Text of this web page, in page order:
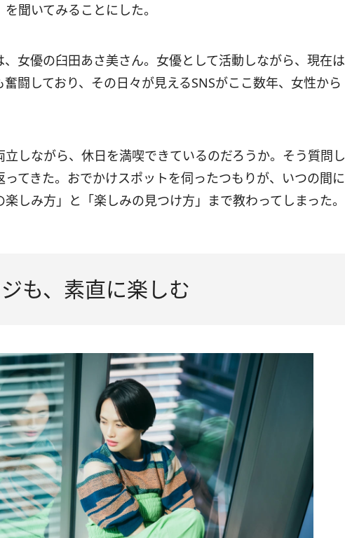
聞いてみることにした。
女優の臼田あさ美さん。女優として活動しながら、現在は
闘しており、その日々が見えるSNSがここ数年、女性から
しながら、休日を満喫できているのだろうか。そう質問し
てきた。おでかけスポットを伺ったつもりが、いつの間に
しみ方」と「楽しみの見つけ方」まで教わってしまった。
も、素直に楽しむ